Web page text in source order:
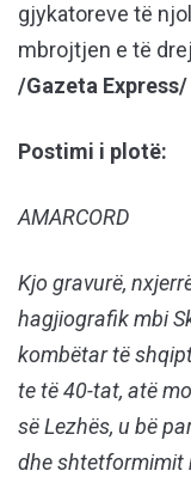
gjykatoreve të
mbrojtjen e të
/Gazeta Express/
Postimi i plotë:
AMARCORD
Kjo gravurë,
hagjiografik mbi
kombëtar të
te të 40-tat, atë
së Lezhës, u bë
dhe shtetformimit